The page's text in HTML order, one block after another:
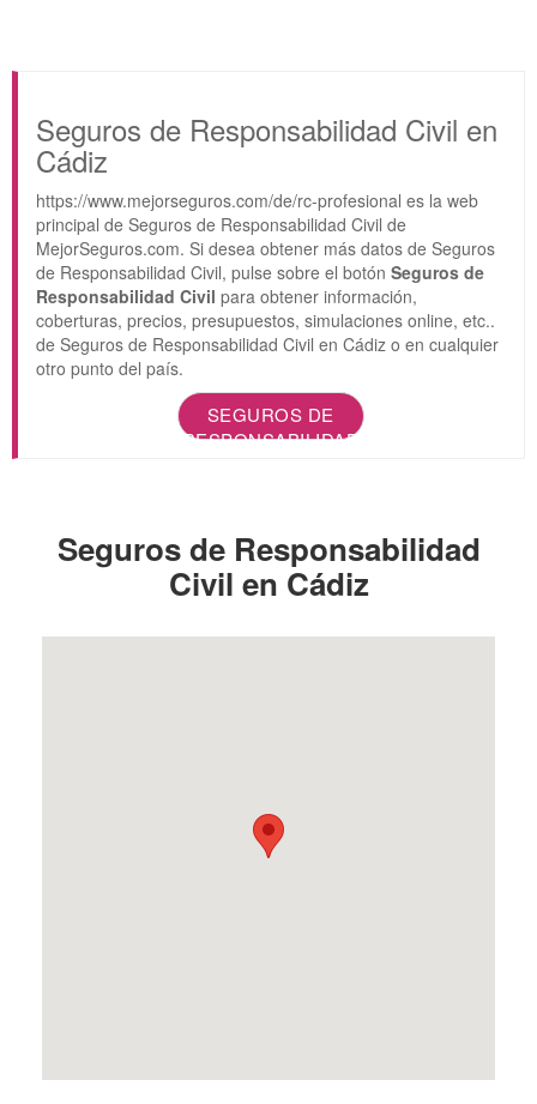
Seguros de Responsabilidad Civil en
Cádiz
https://www.mejorseguros.com/de/rc-profesional es la web
principal de Seguros de Responsabilidad Civil de
MejorSeguros.com. Si desea obtener más datos de Seguros
de Responsabilidad Civil, pulse sobre el botón Seguros de
Responsabilidad Civil para obtener información,
coberturas, precios, presupuestos, simulaciones online, etc..
de Seguros de Responsabilidad Civil en Cádiz o en cualquier
otro punto del país.
SEGUROS DE
RESPONSABILIDAD
Seguros de Responsabilidad
Civil en Cádiz